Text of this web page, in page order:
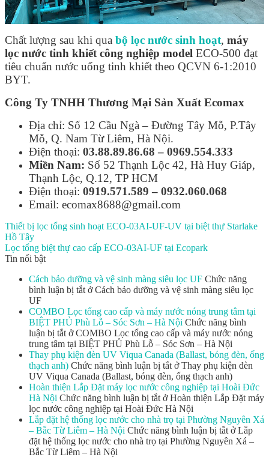
Chất lượng sau khi qua bộ lọc nước sinh hoạt, máy
lọc nước tinh khiết công nghiệp model ECO-500 đạt
tiêu chuẩn nước uống tinh khiết theo QCVN 6-1:2010
BYT.
Công Ty TNHH Thương Mại Sản Xuất Ecomax
Địa chỉ: Số 12 Cầu Ngà – Đường Tây Mỗ, P.Tây
Mỗ, Q. Nam Từ Liêm, Hà Nội.
Điện thoại: 03.88.89.86.68 – 0969.554.333
Miền Nam: Số 52 Thạnh Lộc 42, Hà Huy Giáp,
Thạnh Lộc, Q.12, TP HCM
Điện thoại: 0919.571.589 – 0932.060.068
Email: ecomax8688@gmail.com
Thiết bị lọc tổng sinh hoạt ECO-03AI-UF-UV tại biệt thự Starlake
Hồ Tây
Lọc tổng biệt thự cao cấp ECO-03AI-UF tại Ecopark
Tin nổi bật
Cách bảo dưỡng và vệ sinh màng siêu lọc UF Chức năng
bình luận bị tắt ở Cách bảo dưỡng và vệ sinh màng siêu lọc
UF
COMBO Lọc tổng cao cấp và máy nước nóng trung tâm tại
BIỆT PHỦ Phù Lỗ – Sóc Sơn – Hà Nội Chức năng bình
luận bị tắt ở COMBO Lọc tổng cao cấp và máy nước nóng
trung tâm tại BIỆT PHỦ Phù Lỗ – Sóc Sơn – Hà Nội
Thay phụ kiện đèn UV Viqua Canada (Ballast, bóng đèn, ống
thạch anh) Chức năng bình luận bị tắt ở Thay phụ kiện đèn
UV Viqua Canada (Ballast, bóng đèn, ống thạch anh)
Hoàn thiện Lắp Đặt máy lọc nước công nghiệp tại Hoài Đức
Hà Nội Chức năng bình luận bị tắt ở Hoàn thiện Lắp Đặt máy
lọc nước công nghiệp tại Hoài Đức Hà Nội
Lắp đặt hệ thống lọc nước cho nhà trọ tại Phường Nguyên Xá
– Bắc Từ Liêm – Hà Nội Chức năng bình luận bị tắt ở Lắp
đặt hệ thống lọc nước cho nhà trọ tại Phường Nguyên Xá –
Bắc Từ Liêm – Hà Nội